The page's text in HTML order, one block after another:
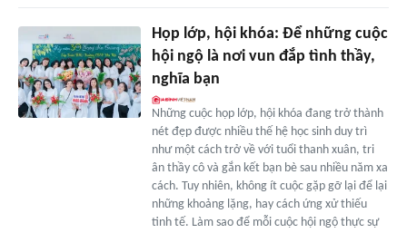
Họp lớp, hội khóa: Để những cuộc
hội ngộ là nơi vun đắp tình thầy,
nghĩa bạn
Những cuộc họp lớp, hội khóa đang trở thành
nét đẹp được nhiều thế hệ học sinh duy trì
như một cách trở về với tuổi thanh xuân, tri
ân thầy cô và gắn kết bạn bè sau nhiều năm xa
cách. Tuy nhiên, không ít cuộc gặp gỡ lại để lại
những khoảng lặng, hay cách ứng xử thiếu
tinh tế. Làm sao để mỗi cuộc hội ngộ thực sự